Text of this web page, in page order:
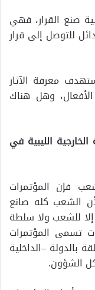
صنع القرار، فهي
للتوصل إلى قرار
معرفة الآثار
الأفعال، وهل هناك
الليبية في
فإن المؤتمرات
الشعب كله صانع
للشعب ولا سلطة
تسمى المؤتمرات
بالدولة –الداخلية
الشؤون.